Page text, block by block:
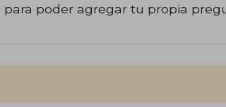
para poder agregar tu propia